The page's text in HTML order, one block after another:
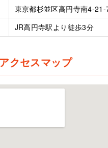
東京都杉並区高円寺南4-21-
JR高円寺駅より徒歩3分
クセスマップ